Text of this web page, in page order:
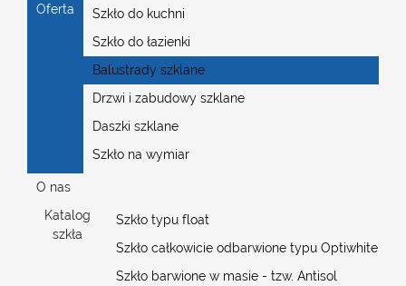
Oferta
Szkło do kuchni
Szkło do łazienki
Balustrady szklane
Drzwi i zabudowy szklane
Daszki szklane
Szkło na wymiar
O nas
Katalog
szkła
Szkło typu float
Szkło całkowicie odbarwione typu Optiwhite
Szkło barwione w masie - tzw. Antisol